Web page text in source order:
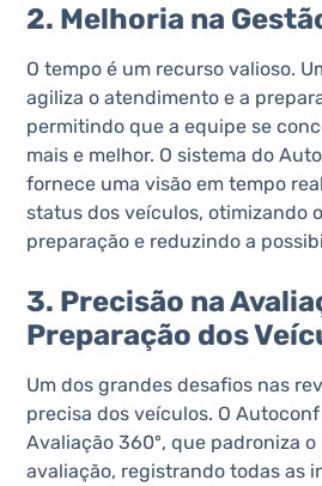
2. Melhoria na
O tempo é um recurso valioso.
agiliza o atendimento e a
permitindo que a equipe se
mais e melhor. O sistema do
fornece uma visão em tempo
status dos veículos, otimizando
preparação e reduzindo a
3. Precisão na
Preparação dos
Um dos grandes desafios nas
precisa dos veículos. O
Avaliação 360º, que padroniza
avaliação, registrando todas as